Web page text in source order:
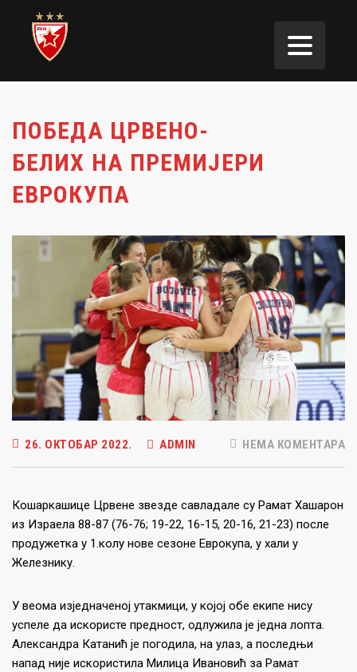
ПОБЕДА ЦРВЕНО-
БЕЛИХ НА ПРЕМИЈЕРИ
ЕВРОКУПА
26. ОКТОБАР 2022. ADMIN НЕМА КОМЕНТАРА
Кошаркашице Црвене звезде савладале су Рамат Хашарон
из Израела 88-87 (76-76; 19-22, 16-15, 20-16, 21-23) после
продужетка у 1.колу нове сезоне Еврокупа, у хали у
Железнику.
У веома изједначеној утакмици, у којој обе екипе нису
успеле да искористе предност, одлужила је једна лопта.
Александра Катанић је погодила, на улаз, а последњи
напад није искористила Милица Ивановић за Рамат